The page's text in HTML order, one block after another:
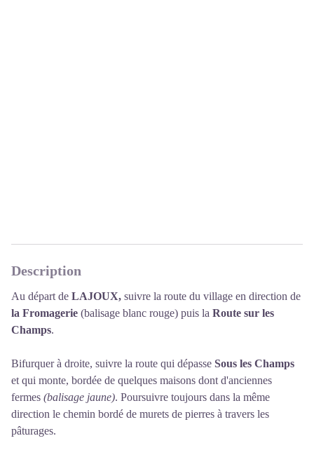
Description
Au départ de LAJOUX, suivre la route du village en direction de
la Fromagerie (balisage blanc rouge) puis la Route sur les
Champs.
Bifurquer à droite, suivre la route qui dépasse Sous les Champs
et qui monte, bordée de quelques maisons dont d'anciennes
fermes (balisage jaune). Poursuivre toujours dans la même
direction le chemin bordé de murets de pierres à travers les
pâturages.